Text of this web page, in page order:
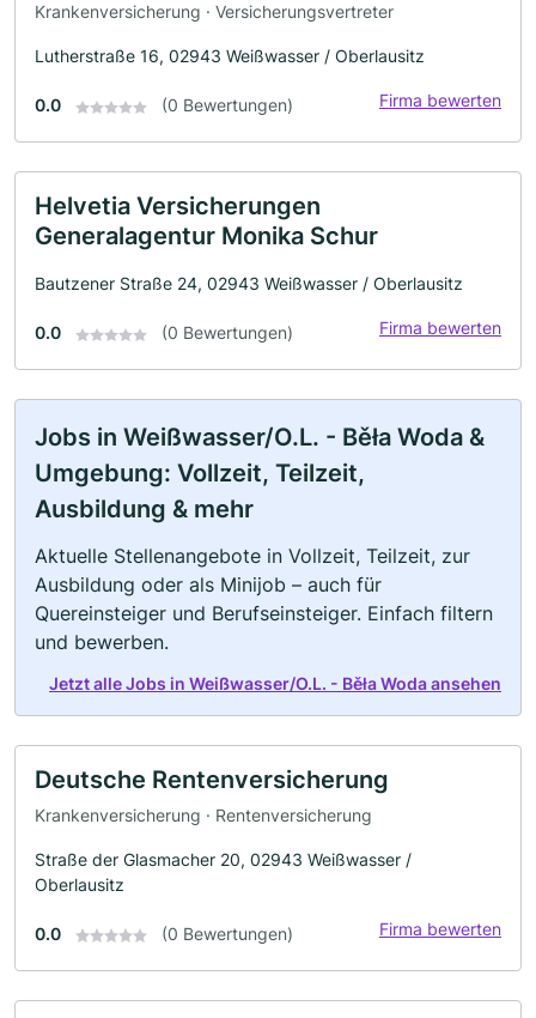
Krankenversicherung · Versicherungsvertreter
Lutherstraße 16, 02943 Weißwasser / Oberlausitz
0.0 (0 Bewertungen) Firma bewerten
Helvetia Versicherungen
Generalagentur Monika Schur
Bautzener Straße 24, 02943 Weißwasser / Oberlausitz
0.0 (0 Bewertungen) Firma bewerten
Jobs in Weißwasser/O.L. - Běła Woda &
Umgebung: Vollzeit, Teilzeit,
Ausbildung & mehr
Aktuelle Stellenangebote in Vollzeit, Teilzeit, zur
Ausbildung oder als Minijob – auch für
Quereinsteiger und Berufseinsteiger. Einfach filtern
und bewerben.
Jetzt alle Jobs in Weißwasser/O.L. - Běła Woda ansehen
Deutsche Rentenversicherung
Krankenversicherung · Rentenversicherung
Straße der Glasmacher 20, 02943 Weißwasser /
Oberlausitz
0.0 (0 Bewertungen) Firma bewerten